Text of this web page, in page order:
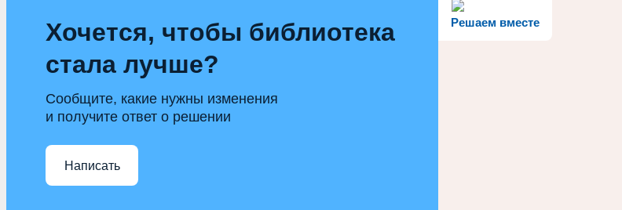
Решаем вместе
Хочется, чтобы библиотека
стала лучше?
Сообщите, какие нужны изменения
и получите ответ о решении
Написать